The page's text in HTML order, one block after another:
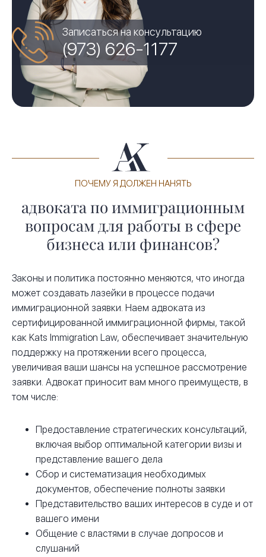
Записаться на консультацию
(973) 626-1177
ПОЧЕМУ Я ДОЛЖЕН НАНЯТЬ
адвоката по иммиграционным
вопросам для работы в сфере
бизнеса или финансов?
Законы и политика постоянно меняются, что иногда
может создавать лазейки в процессе подачи
иммиграционной заявки. Наем адвоката из
сертифицированной иммиграционной фирмы, такой
как Kats Immigration Law, обеспечивает значительную
поддержку на протяжении всего процесса,
увеличивая ваши шансы на успешное рассмотрение
заявки. Адвокат приносит вам много преимуществ, в
том числе:
Предоставление стратегических консультаций,
включая выбор оптимальной категории визы и
представление вашего дела
Сбор и систематизация необходимых
документов, обеспечение полноты заявки
Представительство ваших интересов в суде и от
вашего имени
Общение с властями в случае допросов и
слушаний